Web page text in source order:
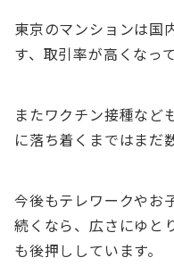
東京のマンションは国
す、取引率が高くなっ
またワクチン接種など
に落ち着くまではまだ
今後もテレワークやお
続くなら、広さにゆと
も後押ししています。